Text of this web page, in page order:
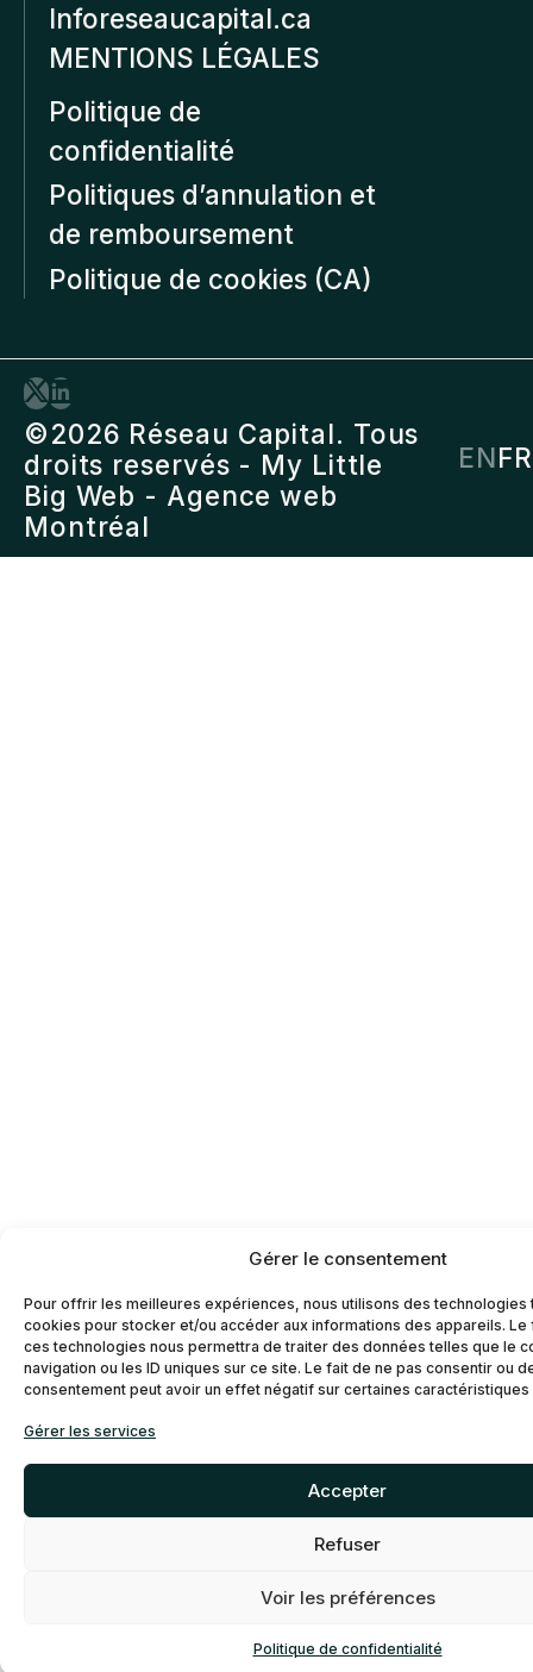
Gérer le consentement
Pour offrir les meilleures expériences, nous utilisons des technologies
cookies pour stocker et/ou accéder aux informations des appareils. Le
ces technologies nous permettra de traiter des données telles que le
navigation ou les ID uniques sur ce site. Le fait de ne pas consentir ou
consentement peut avoir un effet négatif sur certaines
Gérer les services
Accepter
Refuser
Voir les préférences
Politique de confidentialité
Inforeseaucapital.ca
MENTIONS LÉGALES
Politique de
confidentialité
Politiques d’annulation et
de remboursement
Politique de cookies (CA)
©2026 Réseau Capital. Tous
droits reservés - My Little
Big Web - Agence web
Montréal
ENFR